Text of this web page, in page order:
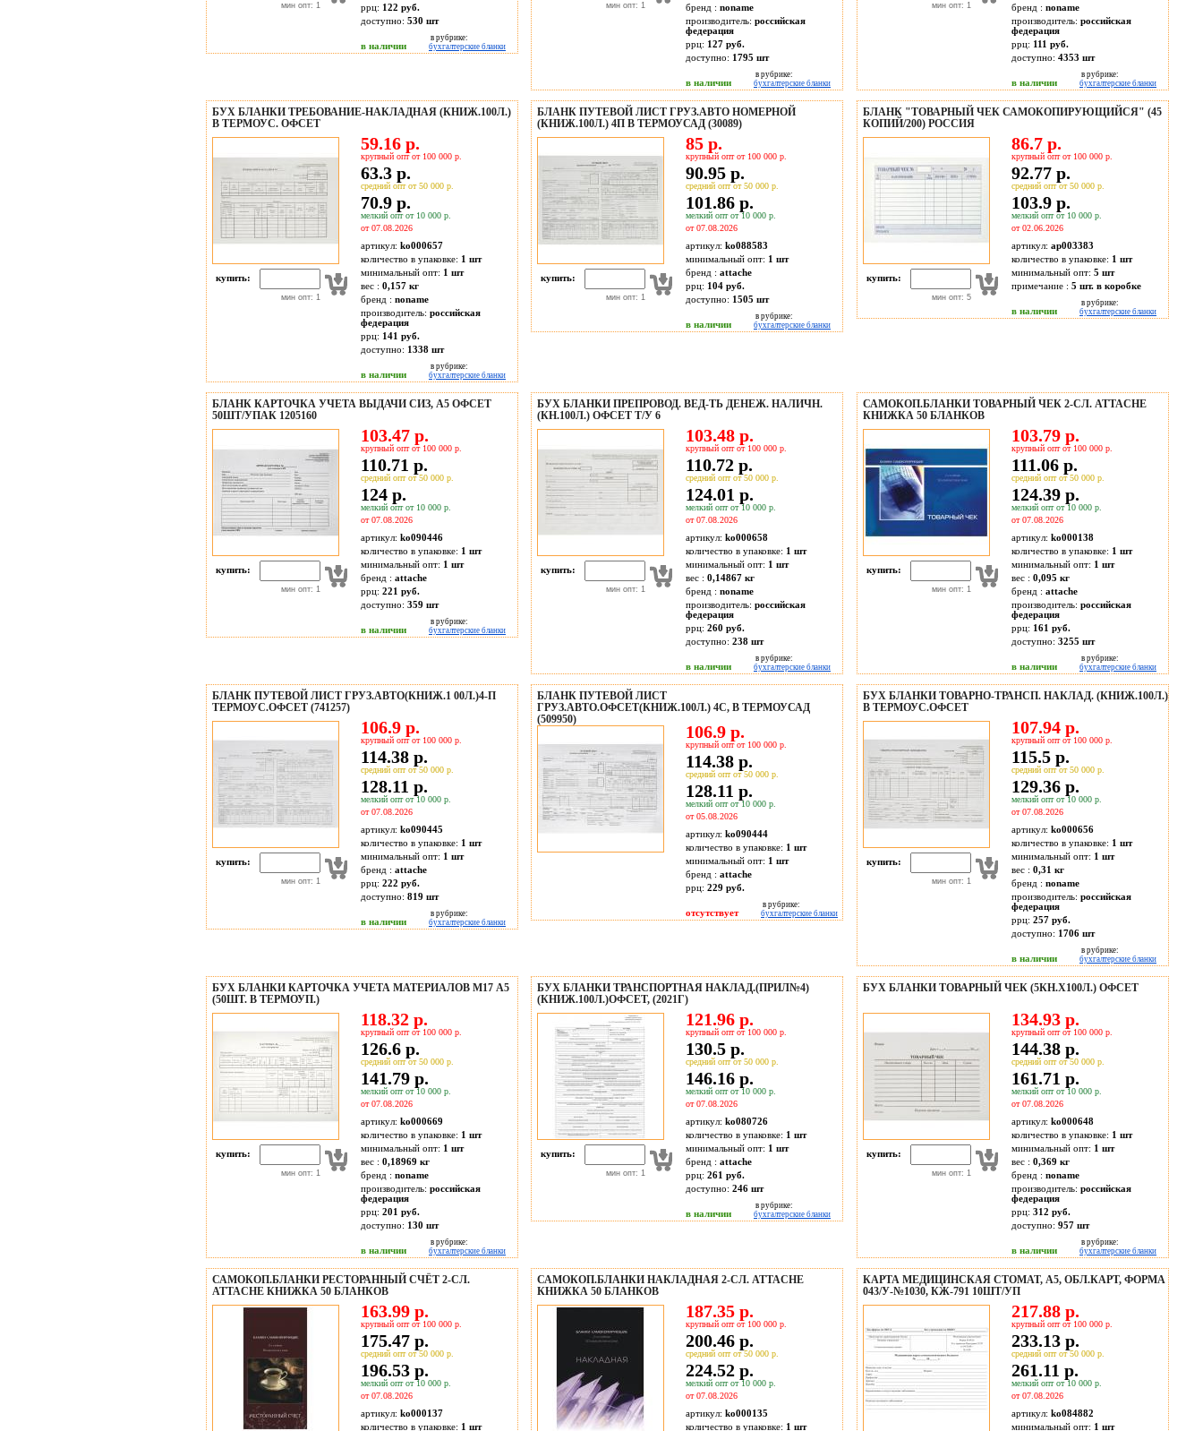
мин опт: 1
ррц: 122 руб.
доступно: 530 шт
в наличии
в рубрике:
бухгалтерские бланки
мин опт: 1
бренд : noname
производитель: российская
федерация
ррц: 127 руб.
доступно: 1795 шт
в наличии
в рубрике:
бухгалтерские бланки
мин опт: 1
бренд : noname
производитель: российская
федерация
ррц: 111 руб.
доступно: 4353 шт
в наличии
в рубрике:
бухгалтерские бланки
БУХ БЛАНКИ ТРЕБОВАНИЕ-НАКЛАДНАЯ (КНИЖ.100Л.)
В ТЕРМОУС. ОФСЕТ
купить:
мин опт: 1
59.16 р.
крупный опт от 100 000 р.
63.3 р.
средний опт от 50 000 р.
70.9 р.
мелкий опт от 10 000 р.
от 07.08.2026
артикул: ko000657
количество в упаковке: 1 шт
минимальный опт: 1 шт
вес : 0,157 кг
бренд : noname
производитель: российская
федерация
ррц: 141 руб.
доступно: 1338 шт
в наличии
в рубрике:
бухгалтерские бланки
БЛАНК ПУТЕВОЙ ЛИСТ ГРУЗ.АВТО НОМЕРНОЙ
(КНИЖ.100Л.) 4П В ТЕРМОУСАД (30089)
купить:
мин опт: 1
85 р.
крупный опт от 100 000 р.
90.95 р.
средний опт от 50 000 р.
101.86 р.
мелкий опт от 10 000 р.
от 07.08.2026
артикул: ko088583
минимальный опт: 1 шт
бренд : attache
ррц: 104 руб.
доступно: 1505 шт
в наличии
в рубрике:
бухгалтерские бланки
БЛАНК "ТОВАРНЫЙ ЧЕК САМОКОПИРУЮЩИЙСЯ" (45
КОПИЙ/200) РОССИЯ
купить:
мин опт: 5
86.7 р.
крупный опт от 100 000 р.
92.77 р.
средний опт от 50 000 р.
103.9 р.
мелкий опт от 10 000 р.
от 02.06.2026
артикул: ap003383
количество в упаковке: 1 шт
минимальный опт: 5 шт
примечание : 5 шт. в коробке
в наличии
в рубрике:
бухгалтерские бланки
БЛАНК КАРТОЧКА УЧЕТА ВЫДАЧИ СИЗ, А5 ОФСЕТ
50ШТ/УПАК 1205160
купить:
мин опт: 1
103.47 р.
крупный опт от 100 000 р.
110.71 р.
средний опт от 50 000 р.
124 р.
мелкий опт от 10 000 р.
от 07.08.2026
артикул: ko090446
количество в упаковке: 1 шт
минимальный опт: 1 шт
бренд : attache
ррц: 221 руб.
доступно: 359 шт
в наличии
в рубрике:
бухгалтерские бланки
БУХ БЛАНКИ ПРЕПРОВОД. ВЕД-ТЬ ДЕНЕЖ. НАЛИЧН.
(КН.100Л.) ОФСЕТ Т/У 6
купить:
мин опт: 1
103.48 р.
крупный опт от 100 000 р.
110.72 р.
средний опт от 50 000 р.
124.01 р.
мелкий опт от 10 000 р.
от 07.08.2026
артикул: ko000658
количество в упаковке: 1 шт
минимальный опт: 1 шт
вес : 0,14867 кг
бренд : noname
производитель: российская
федерация
ррц: 260 руб.
доступно: 238 шт
в наличии
в рубрике:
бухгалтерские бланки
САМОКОП.БЛАНКИ ТОВАРНЫЙ ЧЕК 2-СЛ. ATTACHE
КНИЖКА 50 БЛАНКОВ
купить:
мин опт: 1
103.79 р.
крупный опт от 100 000 р.
111.06 р.
средний опт от 50 000 р.
124.39 р.
мелкий опт от 10 000 р.
от 07.08.2026
артикул: ko000138
количество в упаковке: 1 шт
минимальный опт: 1 шт
вес : 0,095 кг
бренд : attache
производитель: российская
федерация
ррц: 161 руб.
доступно: 3255 шт
в наличии
в рубрике:
бухгалтерские бланки
БЛАНК ПУТЕВОЙ ЛИСТ ГРУЗ.АВТО(КНИЖ.1 00Л.)4-П
ТЕРМОУС.ОФСЕТ (741257)
купить:
мин опт: 1
106.9 р.
крупный опт от 100 000 р.
114.38 р.
средний опт от 50 000 р.
128.11 р.
мелкий опт от 10 000 р.
от 07.08.2026
артикул: ko090445
количество в упаковке: 1 шт
минимальный опт: 1 шт
бренд : attache
ррц: 222 руб.
доступно: 819 шт
в наличии
в рубрике:
бухгалтерские бланки
БЛАНК ПУТЕВОЙ ЛИСТ
ГРУЗ.АВТО.ОФСЕТ(КНИЖ.100Л.) 4C, В ТЕРМОУСАД
(509950)
106.9 р.
крупный опт от 100 000 р.
114.38 р.
средний опт от 50 000 р.
128.11 р.
мелкий опт от 10 000 р.
от 05.08.2026
артикул: ko090444
количество в упаковке: 1 шт
минимальный опт: 1 шт
бренд : attache
ррц: 229 руб.
отсутствует
в рубрике:
бухгалтерские бланки
БУХ БЛАНКИ ТОВАРНО-ТРАНСП. НАКЛАД. (КНИЖ.100Л.)
В ТЕРМОУС.ОФСЕТ
купить:
мин опт: 1
107.94 р.
крупный опт от 100 000 р.
115.5 р.
средний опт от 50 000 р.
129.36 р.
мелкий опт от 10 000 р.
от 07.08.2026
артикул: ko000656
количество в упаковке: 1 шт
минимальный опт: 1 шт
вес : 0,31 кг
бренд : noname
производитель: российская
федерация
ррц: 257 руб.
доступно: 1706 шт
в наличии
в рубрике:
бухгалтерские бланки
БУХ БЛАНКИ КАРТОЧКА УЧЕТА МАТЕРИАЛОВ М17 А5
(50ШТ. В ТЕРМОУП.)
купить:
мин опт: 1
118.32 р.
крупный опт от 100 000 р.
126.6 р.
средний опт от 50 000 р.
141.79 р.
мелкий опт от 10 000 р.
от 07.08.2026
артикул: ko000669
количество в упаковке: 1 шт
минимальный опт: 1 шт
вес : 0,18969 кг
бренд : noname
производитель: российская
федерация
ррц: 201 руб.
доступно: 130 шт
в наличии
в рубрике:
бухгалтерские бланки
БУХ БЛАНКИ ТРАНСПОРТНАЯ НАКЛАД.(ПРИЛ№4)
(КНИЖ.100Л.)ОФСЕТ, (2021Г)
купить:
мин опт: 1
121.96 р.
крупный опт от 100 000 р.
130.5 р.
средний опт от 50 000 р.
146.16 р.
мелкий опт от 10 000 р.
от 07.08.2026
артикул: ko080726
количество в упаковке: 1 шт
минимальный опт: 1 шт
бренд : attache
ррц: 261 руб.
доступно: 246 шт
в наличии
в рубрике:
бухгалтерские бланки
БУХ БЛАНКИ ТОВАРНЫЙ ЧЕК (5КН.Х100Л.) ОФСЕТ
купить:
мин опт: 1
134.93 р.
крупный опт от 100 000 р.
144.38 р.
средний опт от 50 000 р.
161.71 р.
мелкий опт от 10 000 р.
от 07.08.2026
артикул: ko000648
количество в упаковке: 1 шт
минимальный опт: 1 шт
вес : 0,369 кг
бренд : noname
производитель: российская
федерация
ррц: 312 руб.
доступно: 957 шт
в наличии
в рубрике:
бухгалтерские бланки
САМОКОП.БЛАНКИ РЕСТОРАННЫЙ СЧЁТ 2-СЛ.
ATTACHE КНИЖКА 50 БЛАНКОВ
163.99 р.
крупный опт от 100 000 р.
175.47 р.
средний опт от 50 000 р.
196.53 р.
мелкий опт от 10 000 р.
от 07.08.2026
артикул: ko000137
количество в упаковке: 1 шт
САМОКОП.БЛАНКИ НАКЛАДНАЯ 2-СЛ. ATTACHE
КНИЖКА 50 БЛАНКОВ
187.35 р.
крупный опт от 100 000 р.
200.46 р.
средний опт от 50 000 р.
224.52 р.
мелкий опт от 10 000 р.
от 07.08.2026
артикул: ko000135
количество в упаковке: 1 шт
КАРТА МЕДИЦИНСКАЯ СТОМАТ, А5, ОБЛ.КАРТ, ФОРМА
043/У-№1030, КЖ-791 10ШТ/УП
217.88 р.
крупный опт от 100 000 р.
233.13 р.
средний опт от 50 000 р.
261.11 р.
мелкий опт от 10 000 р.
от 07.08.2026
артикул: ko084882
минимальный опт: 1 шт